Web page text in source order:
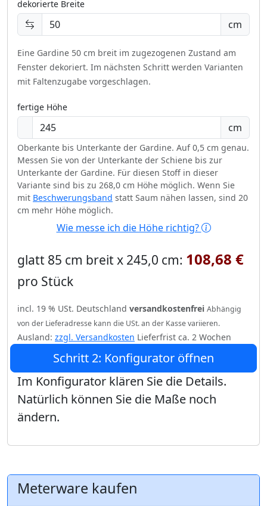
dekorierte Breite
cm
Eine Gardine 50 cm breit im zugezogenen Zustand am
Fenster dekoriert. Im nächsten Schritt werden Varianten
mit Faltenzugabe vorgeschlagen.
fertige Höhe
cm
Oberkante bis Unterkante der Gardine. Auf 0,5 cm genau.
Messen Sie von der Unterkante der Schiene bis zur
Unterkante der Gardine. Für diesen Stoff in dieser
Variante sind bis zu 268,0 cm Höhe möglich. Wenn Sie
mit Beschwerungsband statt Saum nähen lassen, sind 20
cm mehr Höhe möglich.
Wie messe ich die Höhe richtig?
glatt 85 cm breit x 245,0 cm: 108,68 €
pro Stück
incl. 19 % USt. Deutschland versandkostenfrei Abhängig
von der Lieferadresse kann die USt. an der Kasse variieren.
Ausland: zzgl. Versandkosten Lieferfrist ca. 2 Wochen
Schritt 2: Konfigurator öffnen
Im Konfigurator klären Sie die Details.
Natürlich können Sie die Maße noch
ändern.
Meterware kaufen